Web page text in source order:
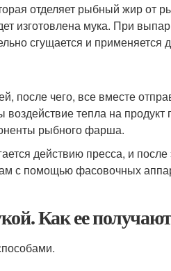
отделяет рыбный жир от
изготовлена мука. При
сгущается и применяется
чего, все вместе
тепла на продукт
рыбного фарша.
действию пресса, и после
с помощью фасовочных
Как ее получают